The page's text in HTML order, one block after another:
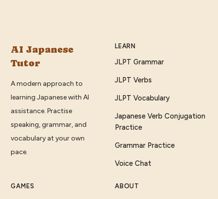
AI Japanese
Tutor
A modern approach to
learning Japanese with AI
assistance. Practise
speaking, grammar, and
vocabulary at your own
pace.
LEARN
JLPT Grammar
JLPT Verbs
JLPT Vocabulary
Japanese Verb Conjugation
Practice
Grammar Practice
Voice Chat
GAMES ABOUT